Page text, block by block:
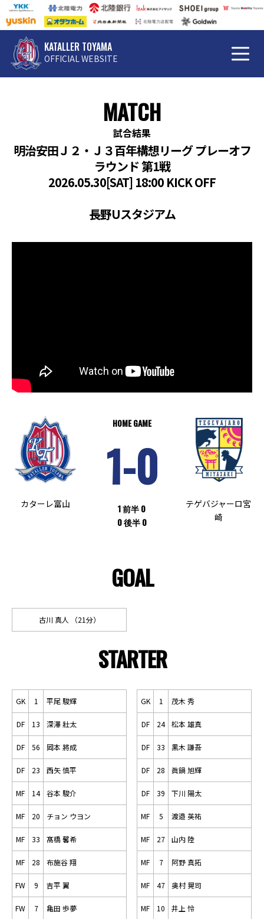
KATALLER TOYAMA
OFFICIAL WEBSITE
MATCH
試合結果
明治安田Ｊ２・Ｊ３百年構想リーグ プレーオフ
ラウンド 第1戦
2026.05.30[SAT] 18:00 KICK OFF
長野Uスタジアム
カターレ富山
HOME GAME
1-0
1 前半 0
0 後半 0
テゲバジャーロ宮
崎
GOAL
古川 真人 （21分）
STARTER
GK 1 平尾 駿輝
DF 13 深澤 壯太
DF 56 岡本 將成
DF 23 西矢 慎平
MF 14 谷本 駿介
MF 20 チョン ウヨン
MF 33 髙橋 馨希
MF 28 布施谷 翔
FW 9 吉平 翼
FW 7 亀田 歩夢
GK 1 茂木 秀
DF 24 松本 雄真
DF 33 黒木 謙吾
DF 28 眞鍋 旭輝
DF 39 下川 陽太
MF 5 渡邉 英祐
MF 27 山内 陸
MF 7 阿野 真拓
MF 47 奥村 晃司
MF 10 井上 怜